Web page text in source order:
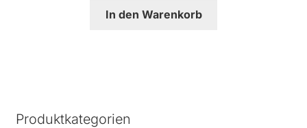
In den Warenkorb
Produktkategorien